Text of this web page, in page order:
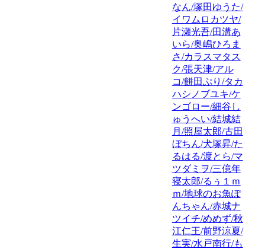
なん/塚田ゆうた/
イワムロカツヤ/
片瀬光吾/田溝あ
いら/奥嶋ひろま
さ/カラスマタス
ク/張天津/アル
コ/餅田ぷり/タカ
ハシノブユキ/ケ
ンゴロー/細谷し
ゅうへい/結城結
月/照屋太郎/古田
ぼちん/犬塚昇/た
るはる/渡とら/マ
ツダミヲ/三億年
寝太郎/るぅ１ｍ
ｍ/地球のお魚ぽ
んちゃん/赤城ナ
ツイチ/めめず/秋
江仁王/前野涼夏/
生実/水戸南行/も